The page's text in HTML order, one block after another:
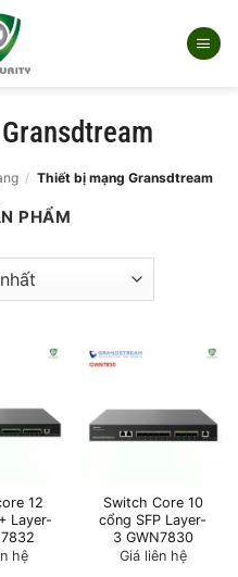
/ Thiết bị mạng Gransdtream
PHẨM
12
Layer-
hệ
Switch Core 10
cổng SFP Layer-
3 GWN7830
Giá liên hệ